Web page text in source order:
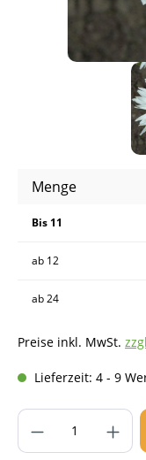
Menge
Bis 11
ab 12
ab24
Preise inkl. MwSt.
Lieferzeit: 4 - 9
Produkt